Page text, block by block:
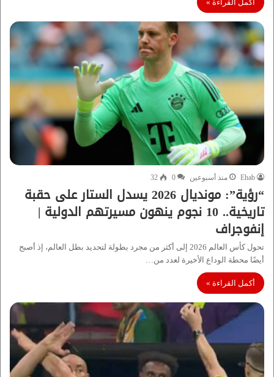
أكمل القراءة »
Ehab منذ أسبوعين 0
32
“رؤية”: مونديال 2026 يسدل الستار على حقبة
تاريخية.. 10 نجوم ينهون مسيرتهم الدولية |
إنفوجراف
تحول كأس العالم 2026 إلى أكثر من مجرد بطولة لتحديد بطل العالم، إذ أصبح
أيضًا محطة الوداع الأخيرة لعدد من…
أكمل القراءة »